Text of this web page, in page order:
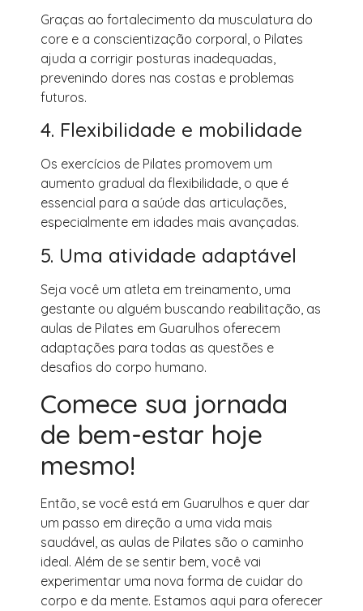
Graças ao fortalecimento da musculatura do
core e a conscientização corporal, o Pilates
ajuda a corrigir posturas inadequadas,
prevenindo dores nas costas e problemas
futuros.
4. Flexibilidade e mobilidade
Os exercícios de Pilates promovem um
aumento gradual da flexibilidade, o que é
essencial para a saúde das articulações,
especialmente em idades mais avançadas.
5. Uma atividade adaptável
Seja você um atleta em treinamento, uma
gestante ou alguém buscando reabilitação, as
aulas de Pilates em Guarulhos oferecem
adaptações para todas as questões e
desafios do corpo humano.
Comece sua jornada
de bem-estar hoje
mesmo!
Então, se você está em Guarulhos e quer dar
um passo em direção a uma vida mais
saudável, as aulas de Pilates são o caminho
ideal. Além de se sentir bem, você vai
experimentar uma nova forma de cuidar do
corpo e da mente. Estamos aqui para oferecer